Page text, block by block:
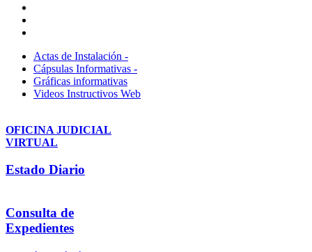
Actas de Instalación -
Cápsulas Informativas -
Gráficas informativas
Videos Instructivos Web
OFICINA JUDICIAL
VIRTUAL
Estado Diario
Consulta de
Expedientes